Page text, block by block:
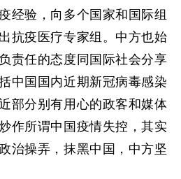
经验，向多个国家和国际组
抗疫医疗专家组。中方也始
责任的态度同国际社会分享
中国国内近期新冠病毒感染
部分别有用心的政客和媒体
作所谓中国疫情失控，其实
治操弄，抹黑中国，中方坚